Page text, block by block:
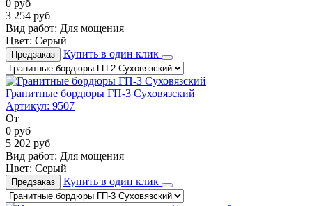
0 руб
3 254 руб
Вид работ: Для мощения
Цвет: Серый
Предзаказ Купить в один клик
Гранитные бордюры ГП-3 Суховязский
Артикул: 9507
От
0 руб
5 202 руб
Вид работ: Для мощения
Цвет: Серый
Предзаказ Купить в один клик